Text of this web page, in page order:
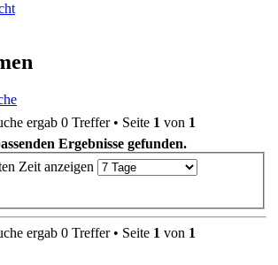
ergab 0 Treffer • Seite 1 von 1
Ergebnisse gefunden.
Zeit anzeigen
ergab 0 Treffer • Seite 1 von 1